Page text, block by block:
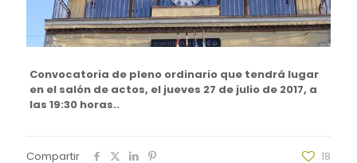
Convocatoria de pleno ordinario que tendrá lugar
en el salón de actos, el jueves 27 de julio de 2017, a
las 19:30 horas..
Compartir 18